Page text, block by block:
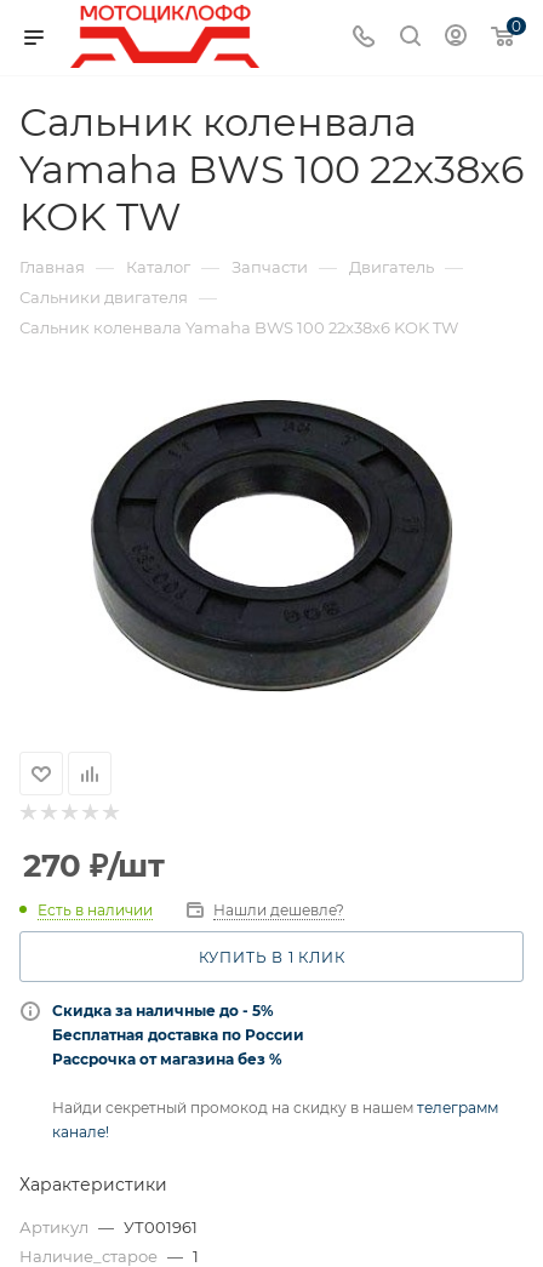
0
Сальник коленвала
Yamaha BWS 100 22х38х6
KOK TW
Главная — Каталог — Запчасти — Двигатель —
Сальники двигателя —
Сальник коленвала Yamaha BWS 100 22х38х6 KOK TW
270 ₽/шт
Есть в наличии Нашли дешевле?
КУПИТЬ В 1 КЛИК
Скидка за наличные до - 5%
Бесплатная доставка по России
Рассрочка от магазина без %
Найди секретный промокод на скидку в нашем телеграмм
канале!
Характеристики
Артикул — УТ001961
Наличие_старое — 1